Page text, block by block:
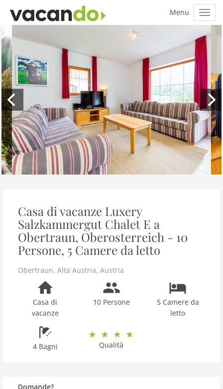
Casa di vacanze Luxery
Salzkammergut Chalet E a
Obertraun, Oberosterreich - 10
Persone, 5 Camere da letto
Obertraun, Alta Austria, Austria
Casa di
vacanze
10 Persone
5 Camere da
letto
4 Bagni Qualità
Domande?